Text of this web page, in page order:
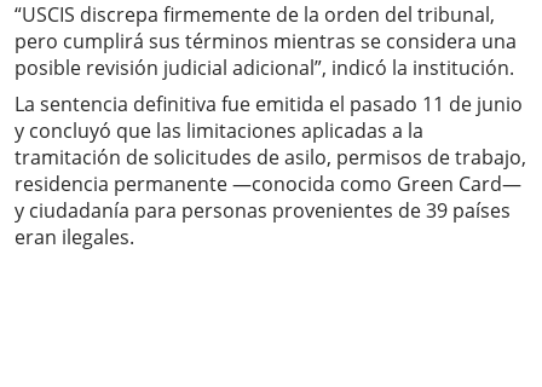
“USCIS discrepa firmemente de la orden del tribunal,
pero cumplirá sus términos mientras se considera una
posible revisión judicial adicional”, indicó la institución.
La sentencia definitiva fue emitida el pasado 11 de junio
y concluyó que las limitaciones aplicadas a la
tramitación de solicitudes de asilo, permisos de trabajo,
residencia permanente —conocida como Green Card—
y ciudadanía para personas provenientes de 39 países
eran ilegales.